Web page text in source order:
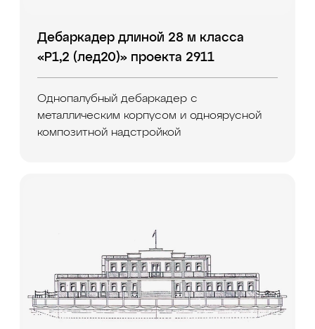
Дебаркадер длиной 28 м класса
«Р1,2 (лед20)» проекта 2911
Однопалубный дебаркадер с
металлическим корпусом и одноярусной
композитной надстройкой